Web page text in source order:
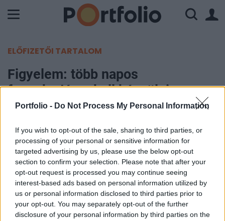
Portfolio - Do Not Process My Personal Information
If you wish to opt-out of the sale, sharing to third parties, or
processing of your personal or sensitive information for
targeted advertising by us, please use the below opt-out
section to confirm your selection. Please note that after your
opt-out request is processed you may continue seeing
interest-based ads based on personal information utilized by
us or personal information disclosed to third parties prior to
your opt-out. You may separately opt-out of the further
disclosure of your personal information by third parties on the
ELŐFIZETŐI TARTALOM
Figyelem: több napos
fennakadásra kell készülni az
egyik magyar banknál
Portfolio
2025. december 28. 08:59
Az MBH Bank többnapos, egybefüggő
bankszünnapot tart 2025. december 31. és 2026.
január 4. között informatikai rendszereinek
korszerűsítése miatt, ami jelentős